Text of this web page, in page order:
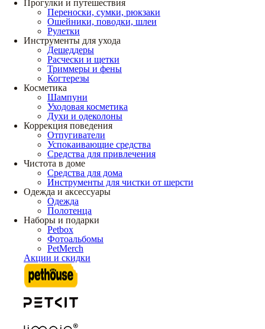
Прогулки и путешествия
Переноски, сумки, рюкзаки
Ошейники, поводки, шлеи
Рулетки
Инструменты для ухода
Дешеддеры
Расчески и щетки
Триммеры и фены
Когтерезы
Косметика
Шампуни
Уходовая косметика
Духи и одеколоны
Коррекция поведения
Отпугиватели
Успокаивающие средства
Средства для привлечения
Чистота в доме
Средства для дома
Инструменты для чистки от шерсти
Одежда и аксессуары
Одежда
Полотенца
Наборы и подарки
Petbox
Фотоальбомы
PetMerch
Акции и скидки